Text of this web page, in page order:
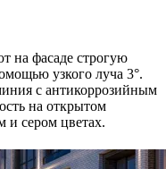
на фасаде строгую
узкого луча 3°.
с антикоррозийным
на открытом
и сером цветах.